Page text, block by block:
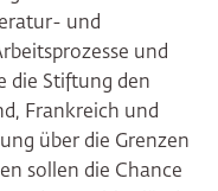
und
und
die Stiftung den
Frankreich und
über die Grenzen
sollen die Chance